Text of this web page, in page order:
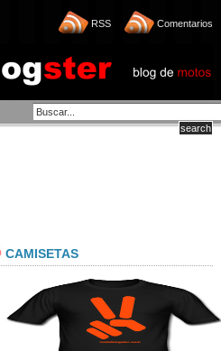
RSS Comentarios
CAMISETAS